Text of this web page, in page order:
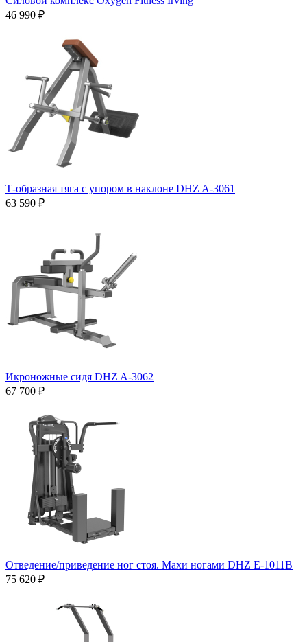
46 990 ₽
Т-образная тяга с упором в наклоне DHZ A-3061
63 590 ₽
Икроножные сидя DHZ A-3062
67 700 ₽
Отведение/приведение ног стоя. Махи ногами DHZ E-1011В
75 620 ₽